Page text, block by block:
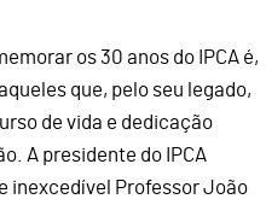
os 30 anos do IPCA é,
que, pelo seu legado,
de vida e dedicação
A presidente do IPCA
inexcedível Professor João